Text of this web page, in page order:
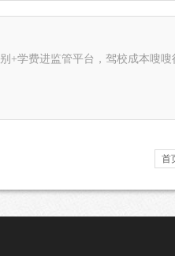
+学费进监管平台，驾校成本嗖
首